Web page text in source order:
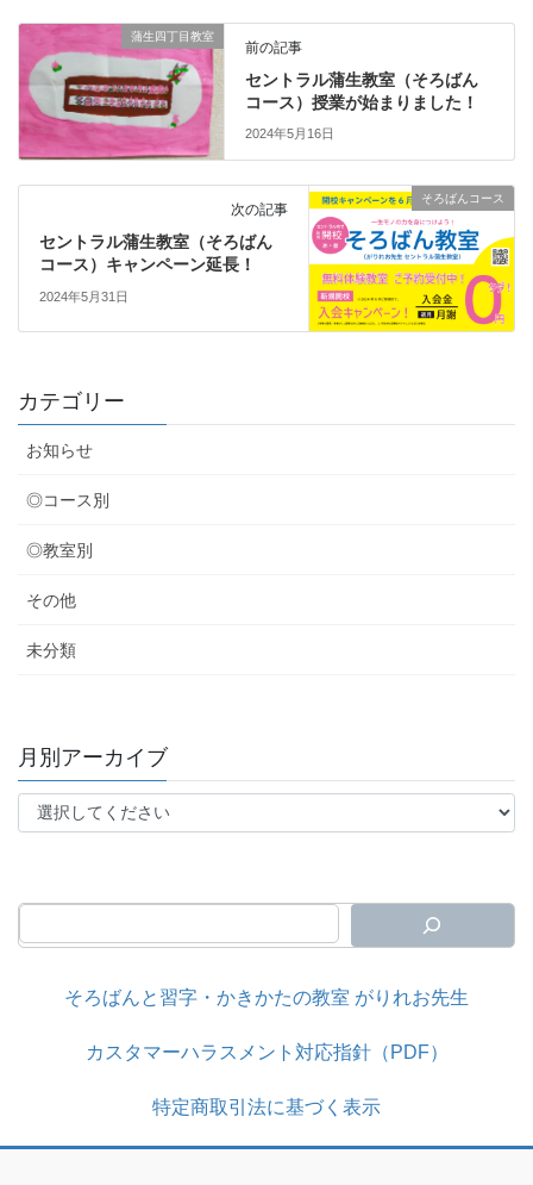
蒲生四丁目教室
前の記事
セントラル蒲生教室（そろばん
コース）授業が始まりました！
2024年5月16日
そろばんコース
次の記事
セントラル蒲生教室（そろばん
コース）キャンペーン延長！
2024年5月31日
カテゴリー
お知らせ
◎コース別
◎教室別
その他
未分類
月別アーカイブ
そろばんと習字・かきかたの教室 がりれお先生
カスタマーハラスメント対応指針（PDF）
特定商取引法に基づく表示